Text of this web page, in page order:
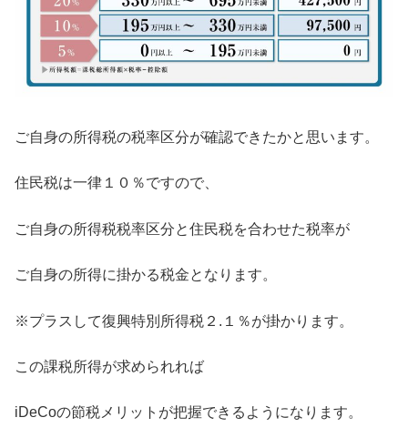
ご自身の所得税の税率区分が確認できたかと思います。
住民税は一律１０％ですので、
ご自身の所得税税率区分と住民税を合わせた税率が
ご自身の所得に掛かる税金となります。
※プラスして復興特別所得税２.１％が掛かります。
この課税所得が求められれば
iDeCoの節税メリットが把握できるようになります。